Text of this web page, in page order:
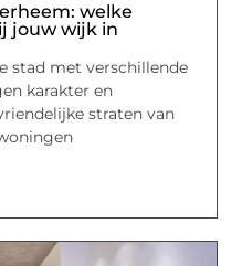
welke
jouw wijk in
stad met verschillende
karakter en
straten van